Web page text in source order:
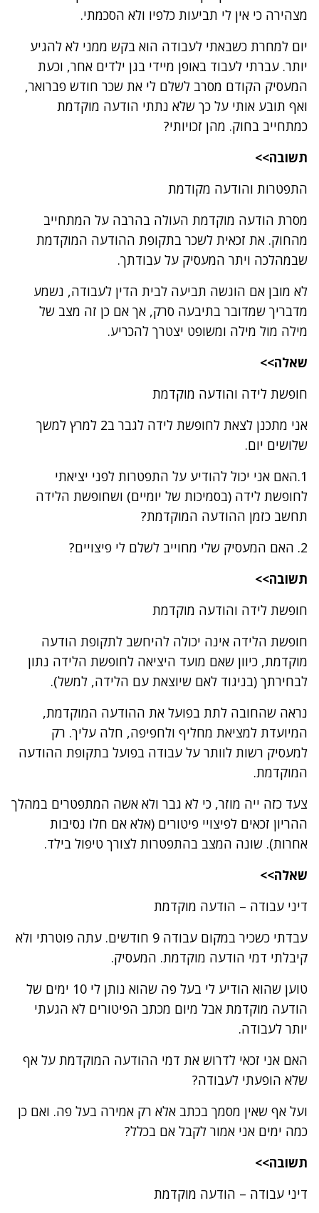
מצהירה כי אין לי תביעות כלפיו ולא הסכמתי.
יום למחרת כשבאתי לעבודה הוא בקש ממני לא להגיע
יותר. עברתי לעבוד באופן מיידי בגן ילדים אחר, וכעת
המעסיק הקודם מסרב לשלם לי את שכר חודש פברואר,
ואף תובע אותי על כך שלא נתתי הודעה מוקדמת
כמתחייב בחוק. מהן זכויותי?
תשובה>>
התפטרות והודעה מקודמת
מסרת הודעה מוקדמת העולה בהרבה על המתחייב
מהחוק. את זכאית לשכר בתקופת ההודעה המוקדמת
שבמהלכה ויתר המעסיק על עבודתך.
לא מובן אם הוגשה תביעה לבית הדין לעבודה, נשמע
מדבריך שמדובר בתיבעה סרק, אך אם כן זה מצב של
מילה מול מילה ומשופט יצטרך להכריע.
שאלה>>
חופשת לידה והודעה מוקדמת
אני מתכנן לצאת לחופשת לידה לגבר ב2 למרץ למשך
שלושים יום.
1.האם אני יכול להודיע על התפטרות לפני יציאתי
לחופשת לידה (בסמיכות של יומיים) ושחופשת הלידה
תחשב כזמן ההודעה המוקדמת?
2. האם המעסיק שלי מחוייב לשלם לי פיצויים?
תשובה>>
חופשת לידה והודעה מוקדמת
חופשת הלידה אינה יכולה להיחשב לתקופת הודעה
מוקדמת, כיוון שאם מועד היציאה לחופשת הלידה נתון
לבחירתך (בניגוד לאם שיוצאת עם הלידה, למשל).
נראה שהחובה לתת בפועל את ההודעה המוקדמת,
המיועדת למציאת מחליף ולחפיפה, חלה עליך. רק
למעסיק רשות לוותר על עבודה בפועל בתקופת ההודעה
המוקדמת.
צעד כזה ייה מוזר, כי לא גבר ולא אשה המתפטרים במהלך
ההריון זכאים לפיצויי פיטורים (אלא אם חלו נסיבות
אחרות). שונה המצב בהתפטרות לצורך טיפול בילד.
שאלה>>
דיני עבודה – הודעה מוקדמת
עבדתי כשכיר במקום עבודה 9 חודשים. עתה פוטרתי ולא
קיבלתי דמי הודעה מוקדמת. המעסיק.
טוען שהוא הודיע לי בעל פה שהוא נותן לי 10 ימים של
הודעה מוקדמת אבל מיום מכתב הפיטורים לא הגעתי
יותר לעבודה.
האם אני זכאי לדרוש את דמי ההודעה המוקדמת על אף
שלא הופעתי לעבודה?
ועל אף שאין מסמך בכתב אלא רק אמירה בעל פה. ואם כן
כמה ימים אני אמור לקבל אם בכלל?
תשובה>>
דיני עבודה – הודעה מוקדמת